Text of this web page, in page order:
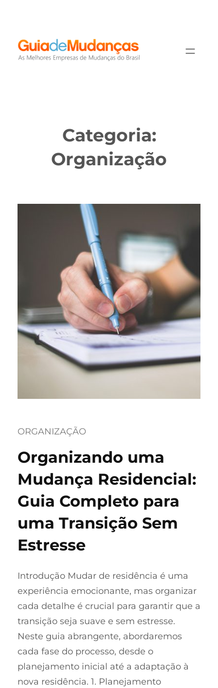
conteúdo
Categoria:
Organização
ORGANIZAÇÃO
Organizando uma
Mudança Residencial:
Guia Completo para
uma Transição Sem
Estresse
Introdução Mudar de residência é uma
experiência emocionante, mas organizar
cada detalhe é crucial para garantir que a
transição seja suave e sem estresse.
Neste guia abrangente, abordaremos
cada fase do processo, desde o
planejamento inicial até a adaptação à
nova residência. 1. Planejamento